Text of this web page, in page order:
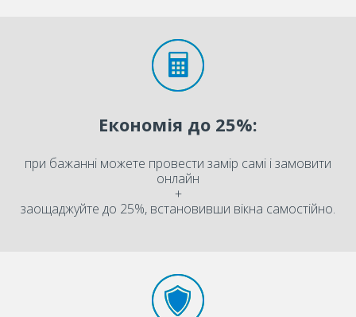
Економія до 25%:
при бажанні можете провести замір самі і замовити
онлайн
+
заощаджуйте до 25%, встановивши вікна самостійно.